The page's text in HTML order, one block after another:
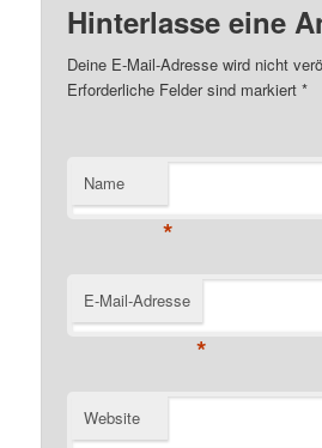
Hinterlasse eine
Deine E-Mail-Adresse wird nicht
Erforderliche Felder sind markiert*
Name
*
E-Mail-Adresse
*
Website